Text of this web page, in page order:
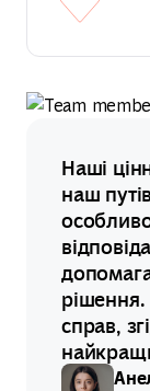
Наші
наш
справ,